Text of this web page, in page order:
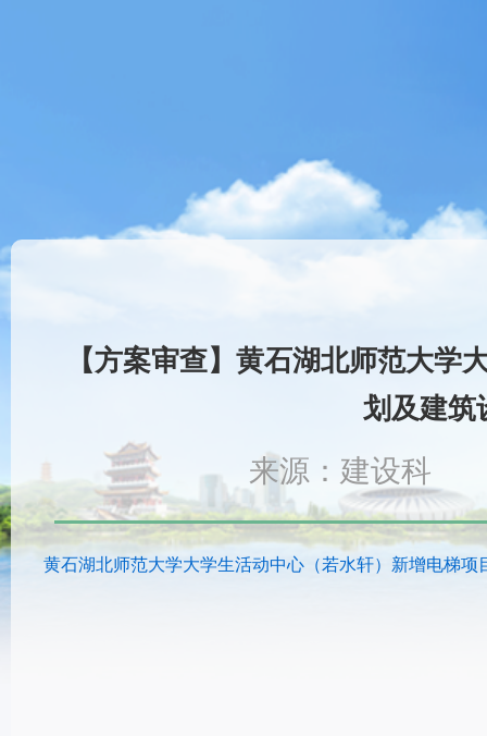
【方案审查】黄石湖北师范大学
划及建筑
来源：建设科
黄石湖北师范大学大学生活动中心（若水轩）新增电梯项